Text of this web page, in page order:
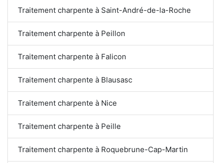
Traitement charpente à Saint-André-de-la-Roche
Traitement charpente à Peillon
Traitement charpente à Falicon
Traitement charpente à Blausasc
Traitement charpente à Nice
Traitement charpente à Peille
Traitement charpente à Roquebrune-Cap-Martin